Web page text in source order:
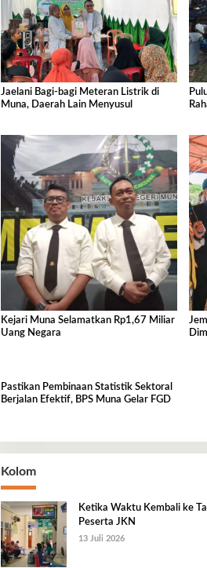
Jaelani Bagi-bagi Meteran Listrik di
Muna, Daerah Lain Menyusul
Kejari Muna Selamatkan Rp1,67 Miliar
Uang Negara
Pastikan Pembinaan Statistik Sektoral
Berjalan Efektif, BPS Muna Gelar FGD
Kolom
Ketika Waktu Kembali ke
Peserta JKN
13 Juli 2026